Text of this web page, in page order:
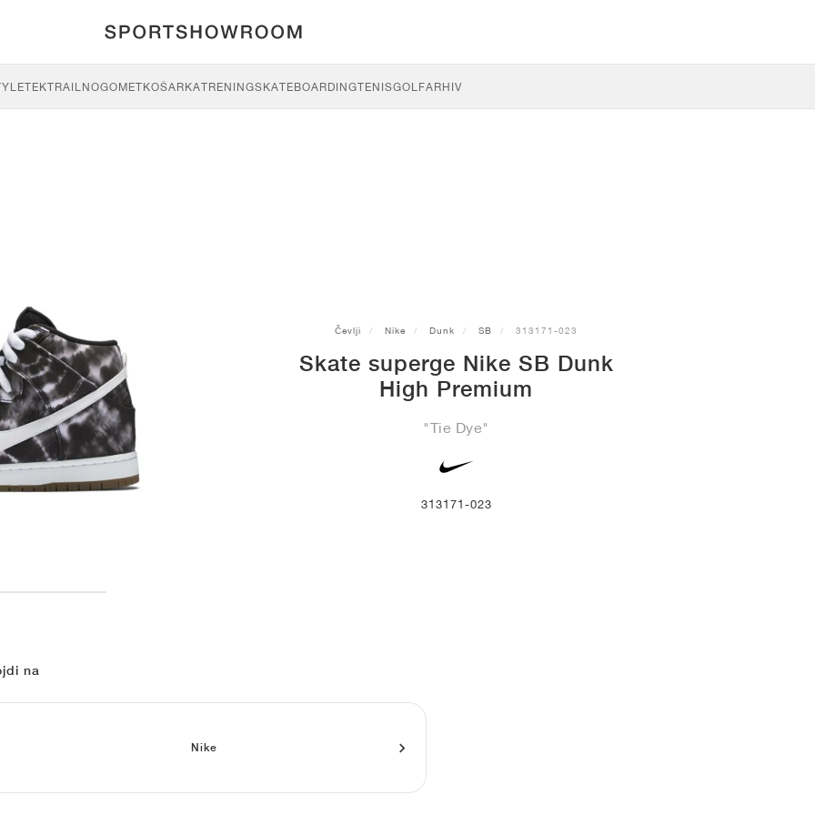
TEKTRAILNOGOMETKOŠARKATRENINGSKATEBOARDINGTENISGOLFARHIV
Čevlji Nike Dunk SB 313171-023
Skate superge Nike SB Dunk
High Premium
"Tie Dye"
313171-023
na
Nike